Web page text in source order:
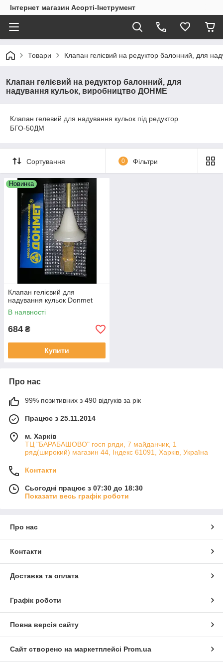
Інтернет магазин Асорті-Інструмент
Товари Клапан гелієвий на редуктор балонний, для
Клапан гелієвий на редуктор балонний, для
надування кульок, виробництво ДОНМЕ
Клапан гелевий для надування кульок під редуктор
БГО-50ДМ
Сортування 0 Фільтри
Новинка
Клапан гелієвий для
надування кульок Donmet
В наявності
684 ₴
Купити
Про нас
99% позитивних з 490 відгуків за рік
Працює з 25.11.2014
м. Харків
ТЦ "БАРАБАШОВО" госп ряди, 7 майданчик, 1
ряд(широкий) магазин 44, Індекс 61091, Харків, Україна
Контакти
Сьогодні працює з 07:30 до 18:30
Показати весь графік роботи
Про нас
Контакти
Доставка та оплата
Графік роботи
Повна версія сайту
Сайт створено на маркетплейсі Prom.ua